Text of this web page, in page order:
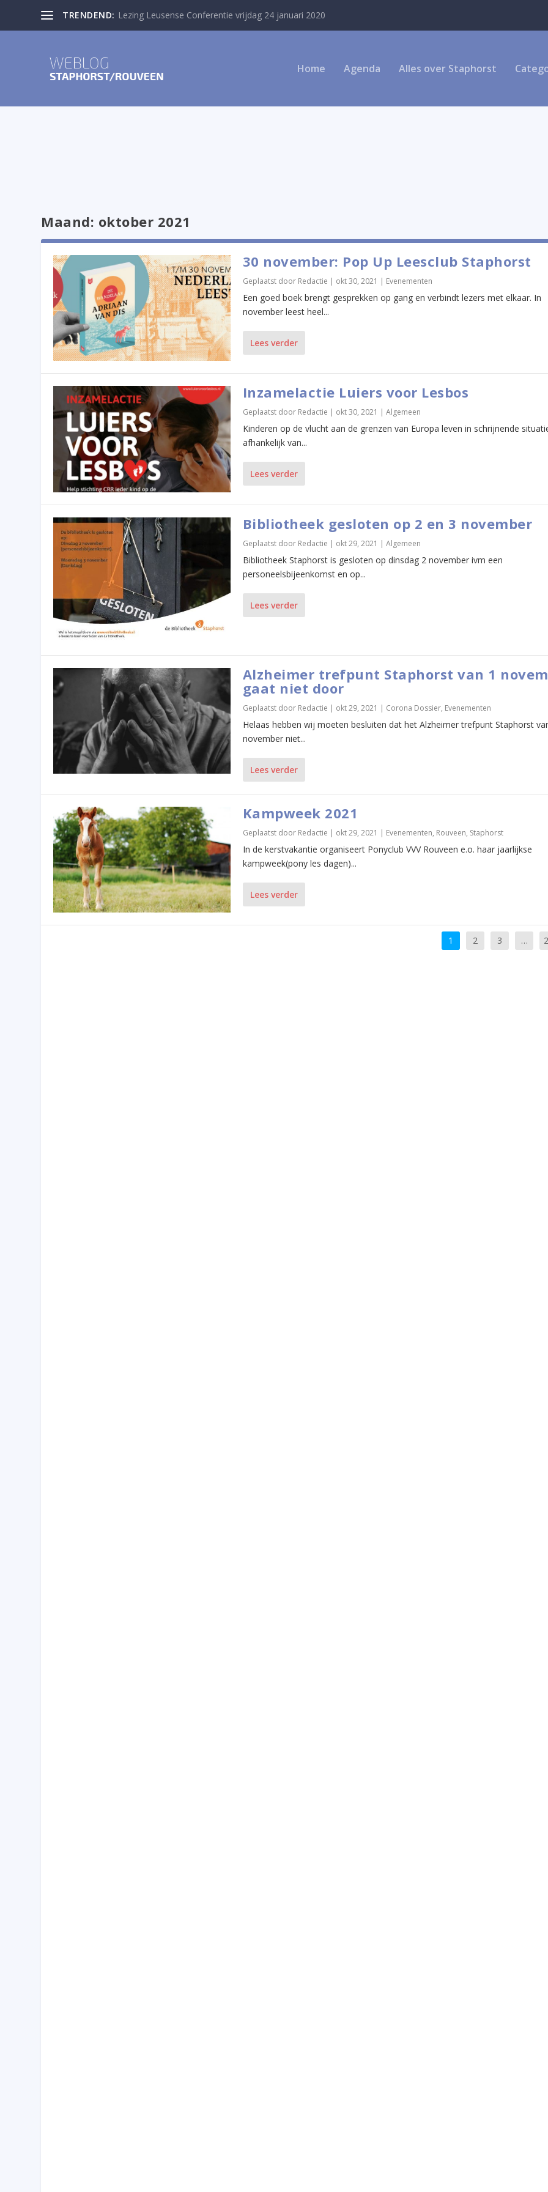
TRENDEND: Lezing Leusense Conferentie vrijdag 24 januari 2020
Home Agenda Alles over Staphorst
Maand: oktober 2021
30 november: Pop Up Leesclub Staphorst
Geplaatst door Redactie | okt 30, 2021 | Evenementen
Een goed boek brengt gesprekken op gang en verbindt lezers met elkaar. In
november leest heel...
Lees verder
Inzamelactie Luiers voor Lesbos
Geplaatst door Redactie okt 30, 2021 Algemeen
Kinderen op de vlucht aan de grenzen van Europa leven in schrijnende
afhankelijk van...
Lees verder
Bibliotheek gesloten op 2 en 3 november
Geplaatst door Redactie | okt 29, 2021 | Algemeen
Bibliotheek Staphorst is gesloten op dinsdag 2 november ivm een
personeelsbijeenkomst en op...
Lees verder
Alzheimer trefpunt Staphorst van 1
gaat niet door
Geplaatst door Redactie | okt 29, 2021 | Corona Dossier, Evenementen
Helaas hebben wij moeten besluiten dat het Alzheimer trefpunt Staphorst
november niet...
Lees verder
Kampweek 2021
Geplaatst door Redactie | okt 29, 2021 | Evenementen, Rouveen, Staphorst
In de kerstvakantie organiseert Ponyclub VVV Rouveen e.o. haar jaarlijkse
kampweek(pony les dagen)...
Lees verder
1 2 3 …